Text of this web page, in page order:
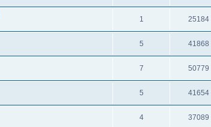
1 25184
5 41868
7 50779
5 41654
4 37089